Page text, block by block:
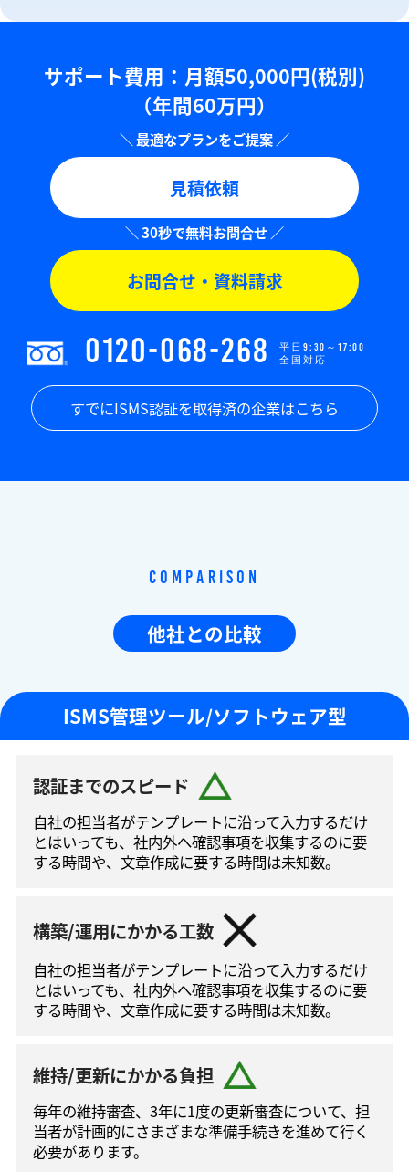
サポート費用：⽉額50,000円(税別)
（年間60万円）
見積依頼
お問合せ・資料請求
0120-068-268
平日9:30～17:00
全国対応
すでにISMS認証を取得済の企業はこちら
Comparison
他社との比較
ISMS管理ツール/ソフトウェア型
認証までのスピード
自社の担当者がテンプレートに沿って⼊⼒するだけ
とはいっても、社内外へ確認事項を収集するのに要
する時間や、文章作成に要する時間は未知数。
構築/運用にかかる工数
自社の担当者がテンプレートに沿って⼊⼒するだけ
とはいっても、社内外へ確認事項を収集するのに要
する時間や、文章作成に要する時間は未知数。
維持/更新にかかる負担
毎年の維持審査、3年に1度の更新審査について、担
当者が計画的にさまざまな準備手続きを進めて⾏く
必要があります。